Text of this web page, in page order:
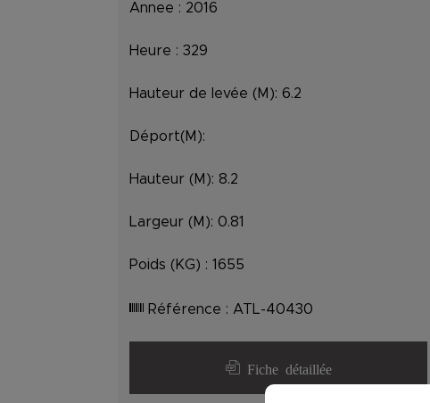
Annee : 2016
Heure : 329
Hauteur de levée (M): 6.2
Déport(M):
Hauteur (M): 8.2
Largeur (M): 0.81
Poids (KG) : 1655
Référence : ATL-40430
Fiche détaillée